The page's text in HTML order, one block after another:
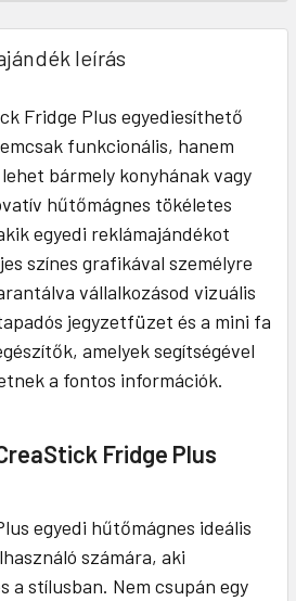
leírás
Fridge Plus egyediesíthető
funkcionális, hanem
bármely konyhának vagy
hűtőmágnes tökéletes
egyedi reklámajándékot
színes grafikával személyre
vállalkozásod vizuális
jegyzetfüzet és a mini fa
amelyek segítségével
a fontos információk.
Fridge Plus
egyedi hűtőmágnes ideális
számára, aki
a stílusban. Nem csupán egy